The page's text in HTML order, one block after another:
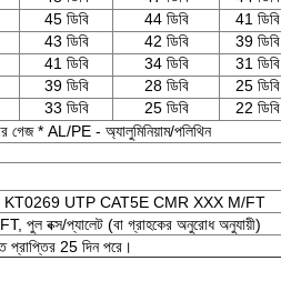
45 ডিবি 44 ডিবি 41 ডিবি
43 ডিবি 42 ডিবি 39 ডিবি
41 ডিবি 34 ডিবি 31 ডিবি
39 ডিবি 28 ডিবি 25 ডিবি
33 ডিবি 25 ডিবি 22 ডিবি
গেজ * AL/PE - অ্যালুমিনিয়াম/পলিথিন
KT0269 UTP CAT5E CMR XXX M/FT
পুল বক্স/প্যালেট (বা গ্রাহকের অনুরোধ অনুযায়ী)
প্রাপ্তির 25 দিন পরে।